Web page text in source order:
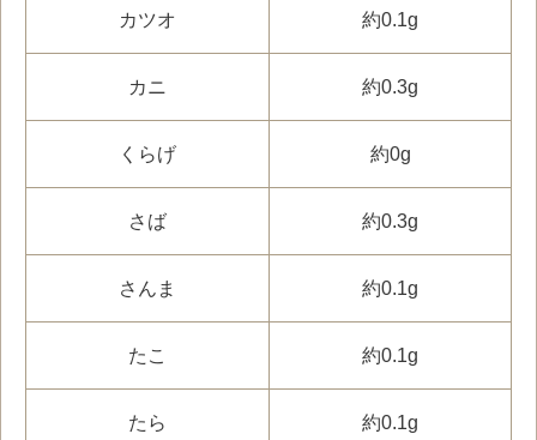
カツオ 約0.1g
カニ 約0.3g
くらげ 約0g
さば 約0.3g
さんま 約0.1g
たこ 約0.1g
たら 約0.1g